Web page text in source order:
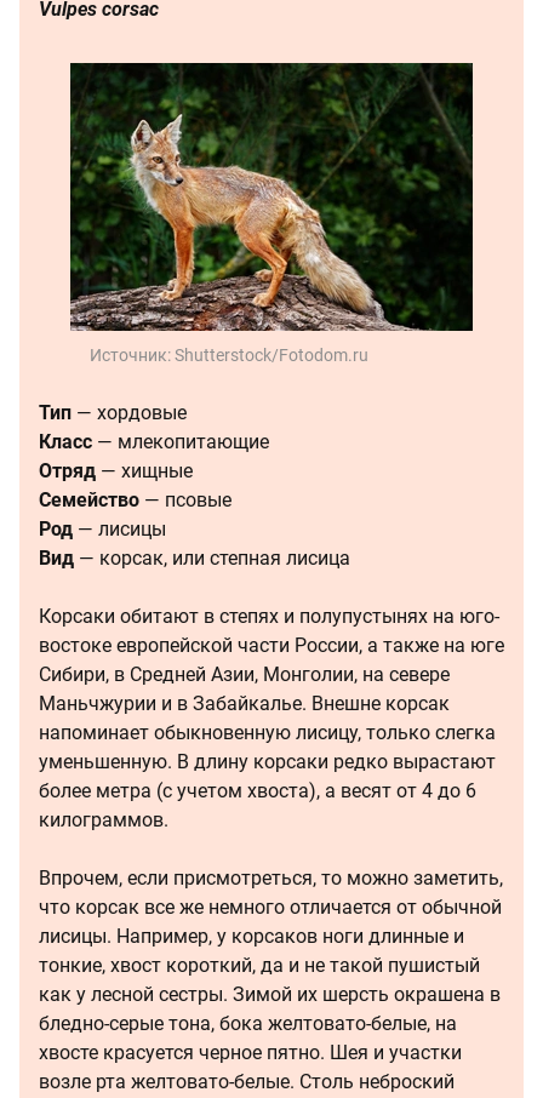
Vulpes corsac
Источник:Shutterstock/Fotodom.ru
Тип — хордовые
Класс — млекопитающие
Отряд — хищные
Семейство — псовые
Род — лисицы
Вид — корсак, или степная лисица
Корсаки обитают в степях и полупустынях на юго-
востоке европейской части России, а также на юге
Сибири, в Средней Азии, Монголии, на севере
Маньчжурии и в Забайкалье. Внешне корсак
напоминает обыкновенную лисицу, только слегка
уменьшенную. В длину корсаки редко вырастают
более метра (с учетом хвоста), а весят от 4 до 6
килограммов.
Впрочем, если присмотреться, то можно заметить,
что корсак все же немного отличается от обычной
лисицы. Например, у корсаков ноги длинные и
тонкие, хвост короткий, да и не такой пушистый
как у лесной сестры. Зимой их шерсть окрашена в
бледно-серые тона, бока желтовато-белые, на
хвосте красуется черное пятно. Шея и участки
возле рта желтовато-белые. Столь неброский